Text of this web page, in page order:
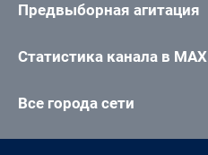
Предвыборная агитация
Статистика канала в MAX
Все города сети